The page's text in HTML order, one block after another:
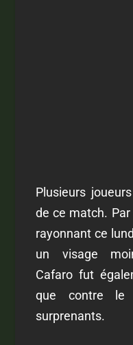
Plusieurs
de ce match.
rayonnant ce
un visage
Cafaro fut
que contre le
surprenants.